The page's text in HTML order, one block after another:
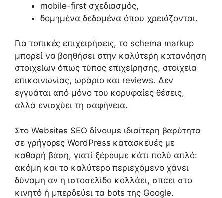
mobile-first σχεδιασμός,
δομημένα δεδομένα όπου χρειάζονται.
Για τοπικές επιχειρήσεις, το schema markup
μπορεί να βοηθήσει στην καλύτερη κατανόηση
στοιχείων όπως τύπος επιχείρησης, στοιχεία
επικοινωνίας, ωράριο και reviews. Δεν
εγγυάται από μόνο του κορυφαίες θέσεις,
αλλά ενισχύει τη σαφήνεια.
Στο Websites SEO δίνουμε ιδιαίτερη βαρύτητα
σε γρήγορες WordPress κατασκευές με
καθαρή βάση, γιατί ξέρουμε κάτι πολύ απλό:
ακόμη και το καλύτερο περιεχόμενο χάνει
δύναμη αν η ιστοσελίδα κολλάει, σπάει στο
κινητό ή μπερδεύει τα bots της Google.